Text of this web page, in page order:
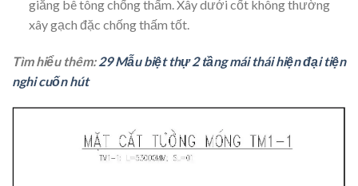
giằng bê tông chống thấm. Xây dưới cốt không thường
xây gạch đặc chống thấm tốt.
Tìm hiểu thêm: 29 Mẫu biệt thự 2 tầng mái thái hiện đại tiện
nghi cuốn hút